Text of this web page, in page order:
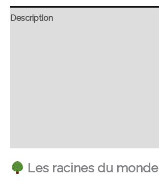
Description
Les racines du monde